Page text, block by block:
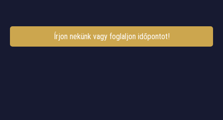
Írjon nekünk vagy foglaljon időpontot!